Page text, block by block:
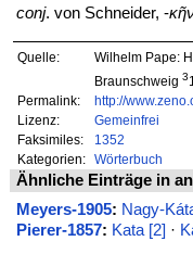
conj. von Schneider, -
Quelle:
Wilhelm Pape:
Braunschweig 3
Permalink:
http://
Lizenz:
Gemeinfrei
Faksimiles:
1352
Kategorien:
Wörterbuch
Ähnliche Einträge in
Meyers-1905: Nagy-
Pierer-1857: Kata [2] ·